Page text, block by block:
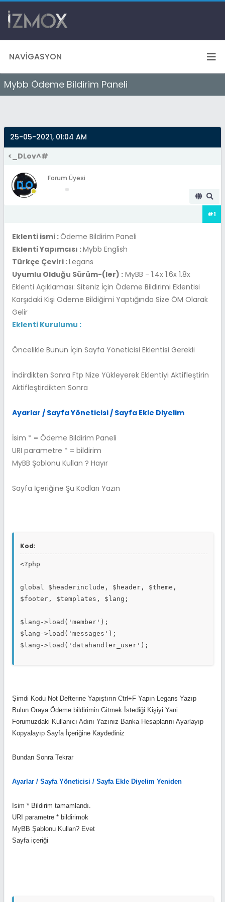
NAVIGASYON
Mybb Ödeme Bildirim Paneli
25-05-2021, 01:04 AM
<_DLov^#
Forum Üyesi
#1
Eklenti ismi :Ödeme Bildirim Paneli
Eklenti Yapımcısı :Mybb English
Türkçe Çeviri :Legans
Uyumlu Olduğu Sürüm-(ler) : MyBB - 1.4x 1.6x 1.8x
Eklenti Açıklaması: Siteniz İçin Ödeme Bildirimi Eklentisi
Karşıdaki Kişi Ödeme Bildiğimi Yaptığında Size ÖM Olarak
Gelir
Eklenti Kurulumu :
Öncelikle Bunun İçin Sayfa Yöneticisi Eklentisi Gerekli
İndirdikten Sonra Ftp Nize Yükleyerek Eklentiyi Aktifleştirin
Aktifleştirdikten Sonra
Ayarlar / Sayfa Yöneticisi / Sayfa Ekle Diyelim
İsim * = Ödeme Bildirim Paneli
URI parametre * = bildirim
MyBB Şablonu Kullan ? Hayır
Sayfa İçeriğine Şu Kodları Yazın
Kod:
<?php
global $headerinclude, $header, $theme,
$footer, $templates, $lang;
$lang->load('member');
$lang->load('messages');
$lang->load('datahandler_user');
>input['odeme']));
$tcno = htmlspecialchars_uni(trim($mybb-
>input['tcno']));
$telefon = htmlspecialchars_uni(trim($mybb-
{
}
else
{
Şimdi Kodu Not Defterine Yapıştırın Ctrl+F Yapın Legans Yazıp
Bulun Oraya Ödeme bildirimin Gitmek İstediği Kişiyi Yani
Forumuzdaki Kullanıcı Adını Yazınız Banka Hesaplarını Ayarlayıp
Kopyalayıp Sayfa İçeriğine Kaydediniz
Bundan Sonra Tekrar
Ayarlar / Sayfa Yöneticisi / Sayfa Ekle Diyelim Yeniden
İsim * Bildirim tamamlandı.
URI parametre * bildirimok
MyBB Şablonu Kullan? Evet
Sayfa içeriği